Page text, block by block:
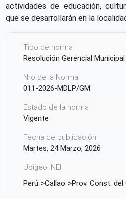
actividades de educación,
que se desarrollarán en la
Tipo de norma
Resolución Gerencial Municipal
Nro de la Norma
011-2026-MDLP/GM
Estado de la norma
Vigente
Fecha de publicación
Martes, 24 Marzo, 2026
Ubigeo INEI
Perú
Callao Prov. Const. del